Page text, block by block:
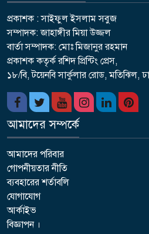
প্রকাশক : সাইফুল ইসলাম সবুজ
সম্পাদক: জাহাঙ্গীর মিয়া উজ্জল
বার্তা সম্পাদক: মোঃ মিজানুর রহমান
প্রকাশক কতৃর্ক রশিদ প্রিন্টিং প্রেস,
১৮/বি, টয়েনবি সার্কুলার রোড, মতিঝিল,
আমাদের সম্পর্কে
আমাদের পরিবার
গোপনীয়তার নীতি
ব্যবহারের শর্তাবলি
যোগাযোগ
আর্কাইভ
বিজ্ঞাপন ।